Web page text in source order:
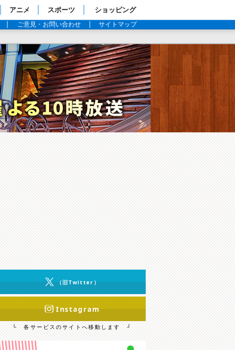
アニメ スポーツ ショッピング
ご意見・お問い合わせ サイトマップ
（旧Twitter）
Instagram
└ 各サービスのサイトへ移動します ┘